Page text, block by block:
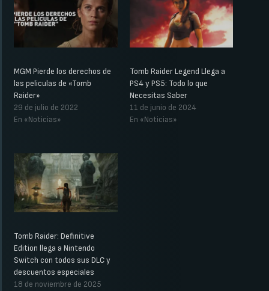
MGM Pierde los derechos de
las peliculas de «Tomb
Raider»
29 de julio de 2022
En «Noticias»
Tomb Raider Legend Llega a
PS4 y PS5: Todo lo que
Necesitas Saber
11 de junio de 2024
En «Noticias»
Tomb Raider: Definitive
Edition llega a Nintendo
Switch con todos sus DLC y
descuentos especiales
18 de noviembre de 2025